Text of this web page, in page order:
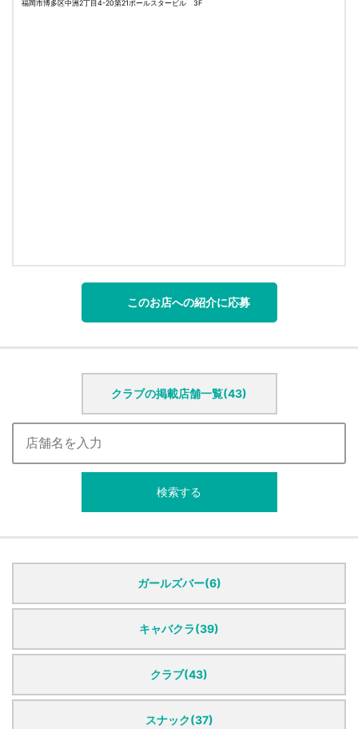
福岡市博多区中洲2丁目4-20第21ポールスタービル 3F
このお店への紹介に応募
クラブの掲載店舗一覧(43)
検索する
ガールズバー(6)
キャバクラ(39)
クラブ(43)
スナック(37)